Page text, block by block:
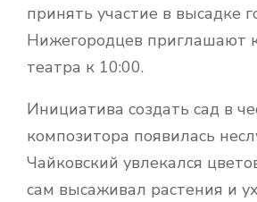
принять участие в высадке
Нижегородцев приглашают
театра к 10:00.
Инициатива создать сад в
композитора появилась
Чайковский увлекался
сам высаживал растения и